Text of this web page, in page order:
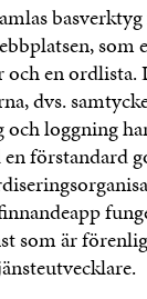
som
en ordlista.
dvs.
loggning
förstandard
som är